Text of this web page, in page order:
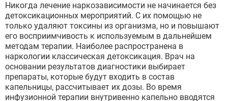
Никогда лечение наркозависимости не начинается без
детоксикационных мероприятий. С их помощью не
только удаляют токсины из организма, но и повышают
его восприимчивость к используемым в дальнейшем
методам терапии. Наиболее распространена в
наркологии классическая детоксикация. Врач на
основании результатов диагностики выбирает
препараты, которые будут входить в состав
капельницы, рассчитывает их дозы. Во время
инфузионной терапии внутривенно капельно вводятся